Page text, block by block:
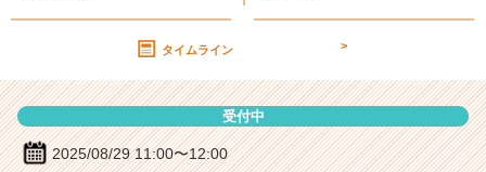
細
|
ー・
タイムライン >
受付中
2025/08/29 11:00〜12:00